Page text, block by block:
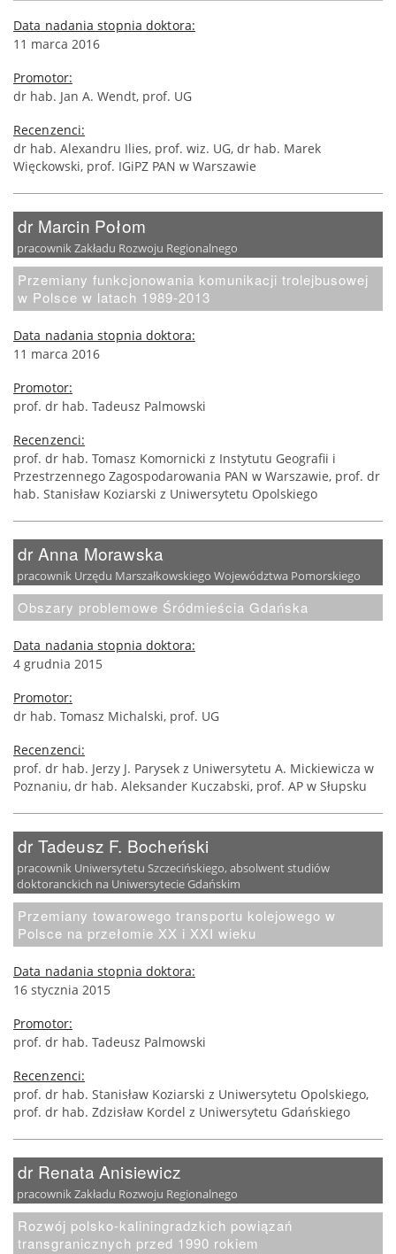
Data nadania stopnia doktora:
11 marca 2016
Promotor:
dr hab. Jan A. Wendt, prof. UG
Recenzenci:
dr hab. Alexandru Ilies, prof. wiz. UG, dr hab. Marek
Więckowski, prof. IGiPZ PAN w Warszawie
dr Marcin Połom
pracownik Zakładu Rozwoju Regionalnego
Przemiany funkcjonowania komunikacji trolejbusowej
w Polsce w latach 1989-2013
Data nadania stopnia doktora:
11 marca 2016
Promotor:
prof. dr hab. Tadeusz Palmowski
Recenzenci:
prof. dr hab. Tomasz Komornicki z Instytutu Geografii i
Przestrzennego Zagospodarowania PAN w Warszawie, prof. dr
hab. Stanisław Koziarski z Uniwersytetu Opolskiego
dr Anna Morawska
pracownik Urzędu Marszałkowskiego Województwa Pomorskiego
Obszary problemowe Śródmieścia Gdańska
Data nadania stopnia doktora:
4 grudnia 2015
Promotor:
dr hab. Tomasz Michalski, prof. UG
Recenzenci:
prof. dr hab. Jerzy J. Parysek z Uniwersytetu A. Mickiewicza w
Poznaniu, dr hab. Aleksander Kuczabski, prof. AP w Słupsku
dr Tadeusz F. Bocheński
pracownik Uniwersytetu Szczecińskiego, absolwent studiów
doktoranckich na Uniwersytecie Gdańskim
Przemiany towarowego transportu kolejowego w
Polsce na przełomie XX i XXI wieku
Data nadania stopnia doktora:
16 stycznia 2015
Promotor:
prof. dr hab. Tadeusz Palmowski
Recenzenci:
prof. dr hab. Stanisław Koziarski z Uniwersytetu Opolskiego,
prof. dr hab. Zdzisław Kordel z Uniwersytetu Gdańskiego
dr Renata Anisiewicz
pracownik Zakładu Rozwoju Regionalnego
Rozwój polsko-kaliningradzkich powiązań
transgranicznych przed 1990 rokiem